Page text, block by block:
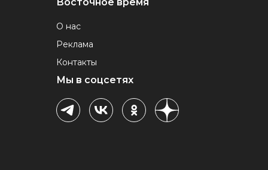
О нас
Реклама
Контакты
Мы в соцсетях